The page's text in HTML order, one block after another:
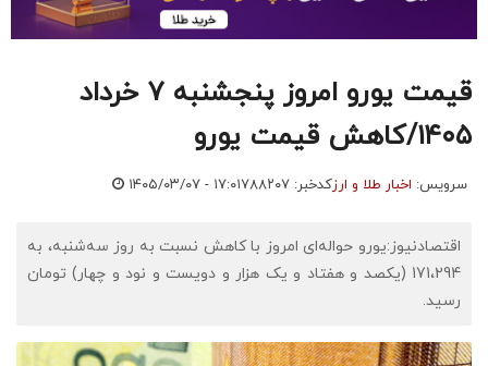
قیمت یورو امروز پنجشنبه ۷ خرداد
۱۴۰۵/کاهش قیمت یورو
سرویس: اخبار طلا و ارزکدخبر: ۷۸۸۲۰۷ ۱۴۰۵/۰۳/۰۷ - ۱۷:۰۱
اقتصادنیوز:یورو حواله‌ای امروز با کاهش نسبت به روز سه‌شنبه، به
171،294 (یکصد و هفتاد و یک هزار و دویست و نود و چهار) تومان
رسید.